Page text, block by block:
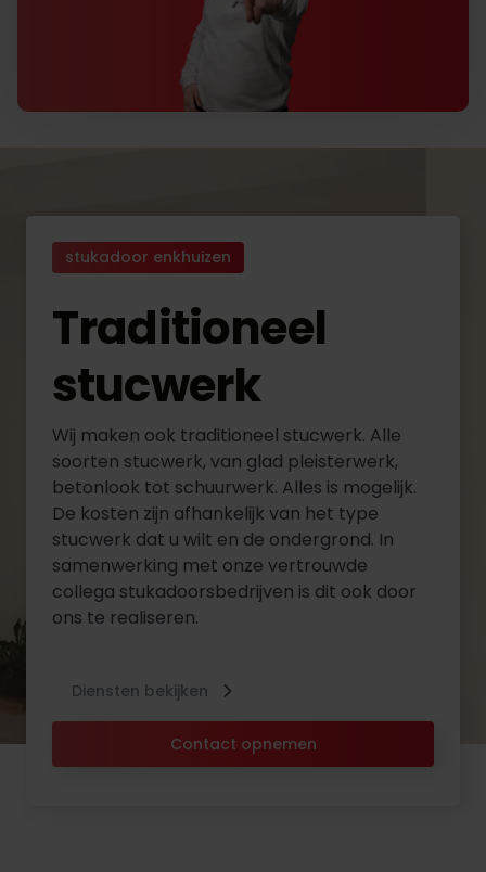
stukadoor enkhuizen
Traditioneel
stucwerk
Wij maken ook traditioneel stucwerk. Alle
soorten stucwerk, van glad pleisterwerk,
betonlook tot schuurwerk. Alles is mogelijk.
De kosten zijn afhankelijk van het type
stucwerk dat u wilt en de ondergrond. In
samenwerking met onze vertrouwde
collega stukadoorsbedrijven is dit ook door
ons te realiseren.
Contact opnemen
Diensten bekijken